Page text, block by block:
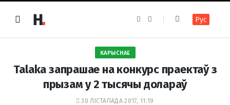
e
k
t
a
m
Рус
КАРЫСНАЕ
Talaka запрашае на конкурс праектаў з
прызам у 2 тысячы долараў
30 ЛІСТАПАДА 2017, 11:19